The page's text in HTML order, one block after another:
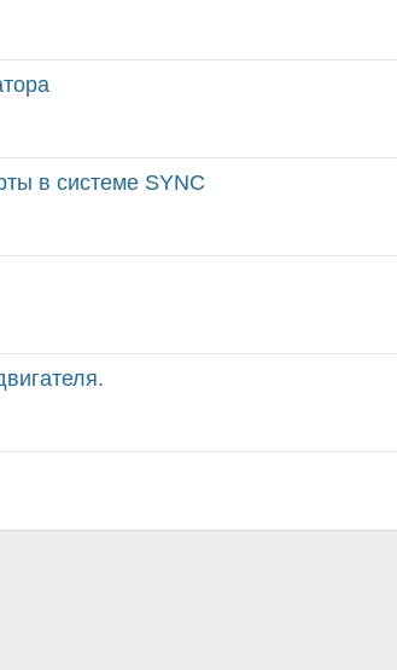
в системе SYNC